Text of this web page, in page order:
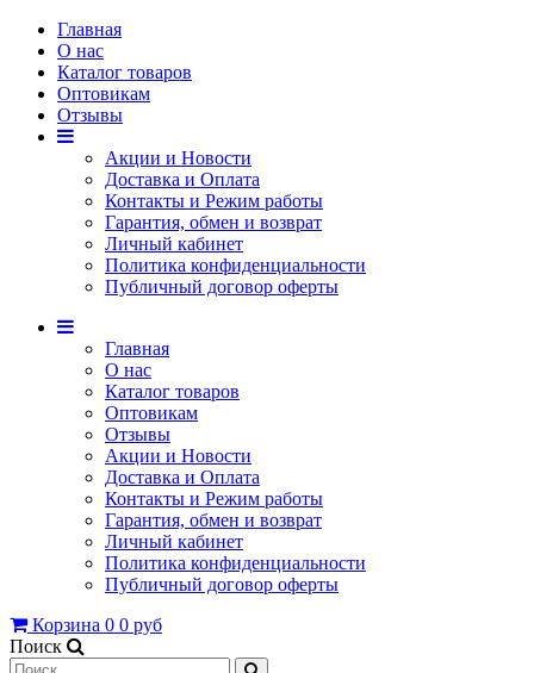
Главная
О нас
Каталог товаров
Оптовикам
Отзывы
Акции и Новости
Доставка и Оплата
Контакты и Режим работы
Гарантия, обмен и возврат
Личный кабинет
Политика конфиденциальности
Публичный договор оферты
Главная
О нас
Каталог товаров
Оптовикам
Отзывы
Акции и Новости
Доставка и Оплата
Контакты и Режим работы
Гарантия, обмен и возврат
Личный кабинет
Политика конфиденциальности
Публичный договор оферты
Корзина 0 0 руб
Поиск